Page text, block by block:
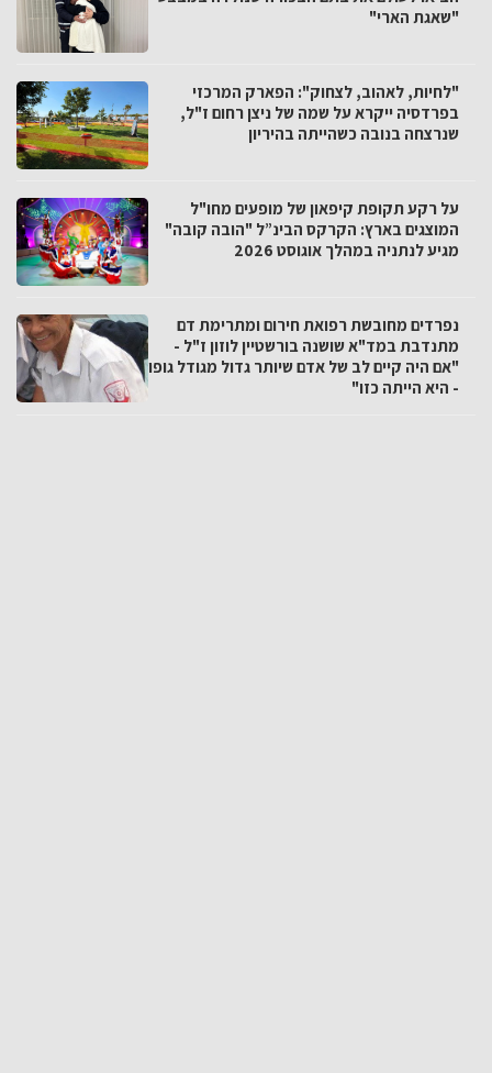
"שאגת הארי"
"לחיות, לאהוב, לצחוק": הפארק המרכזי
בפרדסיה ייקרא על שמה של ניצן רחום ז"ל,
שנרצחה בנובה כשהייתה בהיריון
על רקע תקופת קיפאון של מופעים מחו"ל
המוצגים בארץ: הקרקס הבינ”ל "הובה קובה"
מגיע לנתניה במהלך אוגוסט 2026
נפרדים מחובשת רפואת חירום ומתרימת דם
מתנדבת במד"א שושנה בורשטיין לוזון ז"ל -
"אם היה קיים לב של אדם שיותר גדול מגודל גופו
- היא הייתה כזו"